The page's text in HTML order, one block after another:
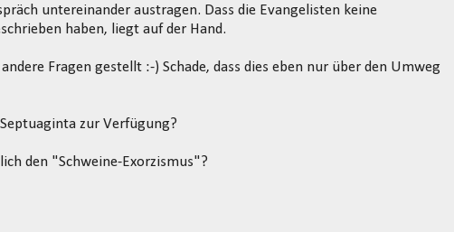
untereinander austragen. Dass die Evangelisten keine
haben, liegt auf der Hand.
Fragen gestellt :-) Schade, dass dies eben nur über den Umweg
zur Verfügung?
den "Schweine-Exorzismus"?